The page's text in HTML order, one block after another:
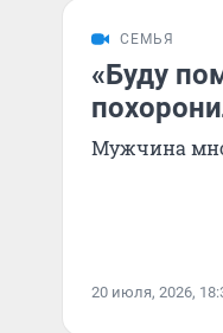
СЕМЬЯ
«Буду
Мужчина
20 июля, 2026,